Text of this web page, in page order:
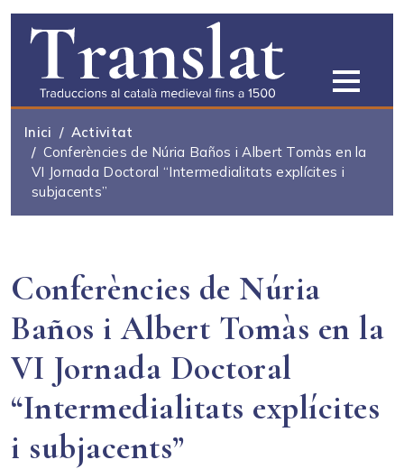
Vés al contingut
Inici
Activitat
Conferències de Núria Baños i Albert Tomàs en la
VI Jornada Doctoral “Intermedialitats explícites i
subjacents”
Conferències de Núria
Baños i Albert Tomàs en la
VI Jornada Doctoral
“Intermedialitats explícites
i subjacents”